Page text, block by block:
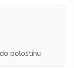
polostínu